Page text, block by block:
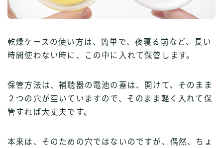
乾燥ケースの使い方は、簡単で、夜寝る前など、長い
時間使わない時に、この中に入れて保管します。
保管方法は、補聴器の電池の蓋は、開けて、そのまま
２つの穴が空いていますので、そのまま軽く入れて保
管すれば大丈夫です。
本来は、そのための穴ではないのですが、偶然、ちょ